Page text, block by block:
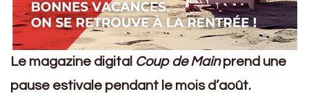
Le magazine digital Coup de Mainprend une
pause estivale pendant le mois d’août.